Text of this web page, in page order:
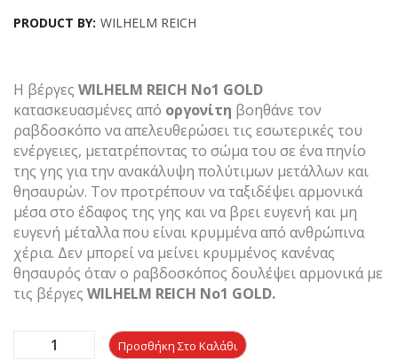
PRODUCT BY: WILHELM REICH
Η βέργες WILHELM REICH Νο1 GOLD
κατασκευασμένες από οργονίτη βοηθάνε τον
ραβδοσκόπο να απελευθερώσει τις εσωτερικές του
ενέργειες, μετατρέποντας το σώμα του σε ένα πηνίο
της γης για την ανακάλυψη πολύτιμων μετάλλων και
θησαυρών. Τον προτρέπουν να ταξιδέψει αρμονικά
μέσα στο έδαφος της γης και να βρει ευγενή και μη
ευγενή μέταλλα που είναι κρυμμένα από ανθρώπινα
χέρια. Δεν μπορεί να μείνει κρυμμένος κανένας
θησαυρός όταν ο ραβδοσκόπος δουλέψει αρμονικά με
τις βέργες WILHELM REICH Νο1 GOLD.
Προσθήκη Στο Καλάθι